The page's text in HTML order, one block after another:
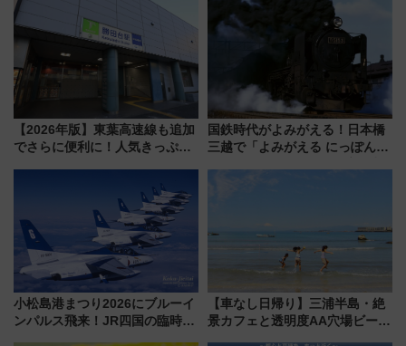
ローおひさま」が救世主に？
【2026年版】東葉高速線も追加
でさらに便利に！人気きっぷ
巡るなら使い勝手・コスパ抜群
国鉄時代がよみがえる！日本橋
三越で「よみがえる にっぽんの
敬の名作写真も、駅弁フェスも
小松島港まつり2026にブルーイ
ンパルス飛来！JR四国の臨時ダ
【車なし日帰り】三浦半島・絶
景カフェと透明度AA穴場ビーチ